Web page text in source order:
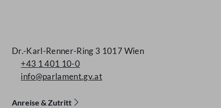
Dr.-Karl-Renner-Ring 3 1017 Wien
+43 1 401 10-0
info@parlament.gv.at
Anreise & Zutritt